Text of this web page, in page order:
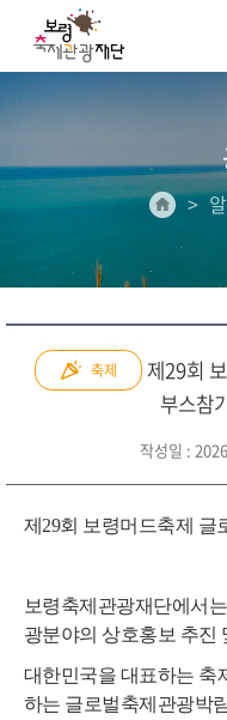
축제
제29회
부스참
작성일 :
제29회 보령머드축제 글
보령축제관광재단에서
광분야의 상호홍보 추진
대한민국을 대표하는 축
하는 글로벌축제관광박